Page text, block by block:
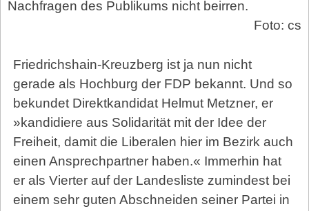
Nachfragen des Publikums nicht beirren.
Foto: cs
Friedrichshain-Kreuzberg ist ja nun nicht
gerade als Hochburg der FDP bekannt. Und so
bekundet Direktkandidat Helmut Metzner, er
»kandidiere aus Solidarität mit der Idee der
Freiheit, damit die Liberalen hier im Bezirk auch
einen Ansprechpartner haben.« Immerhin hat
er als Vierter auf der Landesliste zumindest bei
einem sehr guten Abschneiden seiner Partei in